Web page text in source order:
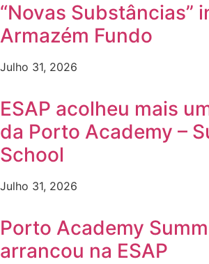
“Novas Substâncias”
Armazém Fundo
Julho 31, 2026
ESAP acolheu mais
da Porto Academy –
School
Julho 31, 2026
Porto Academy
arrancou na ESAP